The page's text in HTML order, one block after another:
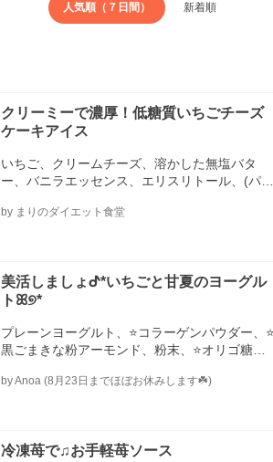
人気順（７日間） 新着順
クリーミーで濃厚！低糖質いちごチーズ
ケーキアイス
いちご、クリームチーズ、溶かした無塩バタ
ー、バニラエッセンス、エリスリトール、(パウ
by まりのダイエット食堂
美活しましょᕷ*いちごと甘夏のヨーグル
トꕤ୭*
プレーンヨーグルト、‪⭐コラーゲンパウダー、‪⭐
黒ごまきな粉アーモンド、粉末、‪⭐オリゴ糖
パウダー
by Anoa (8月23日までほぼお休みします☘️)
冷凍苺で♫お手軽苺ソース